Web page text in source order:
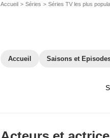
Accueil Séries Séries TV les plus
Accueil Saisons et